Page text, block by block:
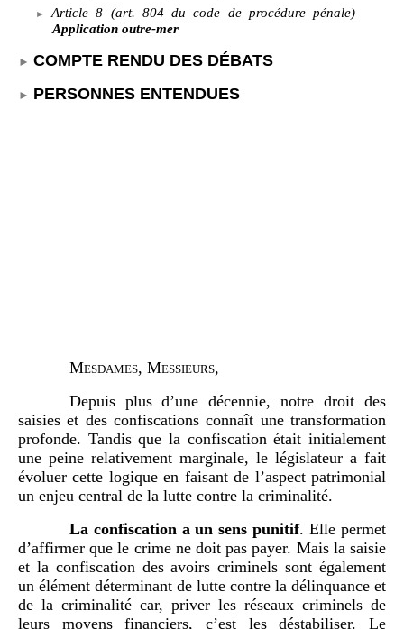
Article 8 (art. 804 du code de procédure pénale)
Application outre-mer
COMPTE RENDU DES DÉBATS
PERSONNES ENTENDUES
Mesdames, Messieurs,
Depuis plus d’une décennie, notre droit des
saisies et des confiscations connaît une transformation
profonde. Tandis que la confiscation était initialement
une peine relativement marginale, le législateur a fait
évoluer cette logique en faisant de l’aspect patrimonial
un enjeu central de la lutte contre la criminalité.
La confiscation a un sens punitif. Elle permet
d’affirmer que le crime ne doit pas payer. Mais la saisie
et la confiscation des avoirs criminels sont également
un élément déterminant de lutte contre la délinquance et
de la criminalité car, priver les réseaux criminels de
leurs moyens financiers, c’est les déstabiliser. Le